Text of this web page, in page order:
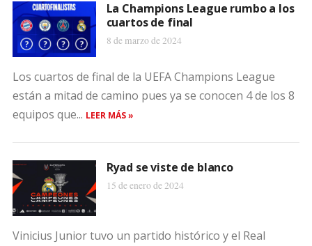
La Champions League rumbo a los
cuartos de final
8 de marzo de 2024
Los cuartos de final de la UEFA Champions League
están a mitad de camino pues ya se conocen 4 de los 8
equipos que... LEER MÁS »
Ryad se viste de blanco
15 de enero de 2024
Vinicius Junior tuvo un partido histórico y el Real